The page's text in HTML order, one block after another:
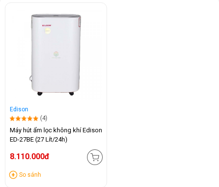
Edison
(4)
Máy hút ẩm lọc không khí Edison
ED-27BE (27 Lít/24h)
8.110.000đ
So sánh